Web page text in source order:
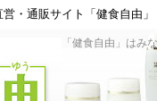
・通販サイト「健食自由」
「健食自由」はみ